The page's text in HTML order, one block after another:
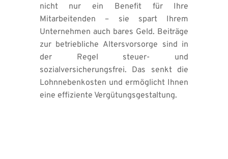
nicht nur ein Benefit für Ihre
Mitarbeitenden – sie spart Ihrem
Unternehmen auch bares Geld. Beiträge
zur betriebliche Altersvorsorge sind in
der Regel steuer- und
sozialversicherungsfrei. Das senkt die
Lohnnebenkosten und ermöglicht Ihnen
eine effiziente Vergütungsgestaltung.